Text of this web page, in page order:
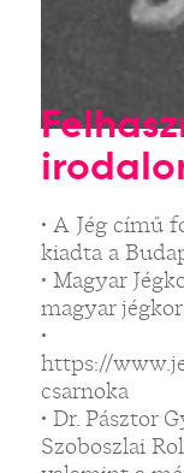
• A Jég című
kiadta a
• Magyar
magyar
•
https://
csarnoka
• Dr. Pásztor
Szoboszlai